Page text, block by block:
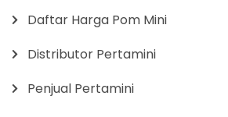
Daftar Harga Pom Mini
Distributor Pertamini
Penjual Pertamini